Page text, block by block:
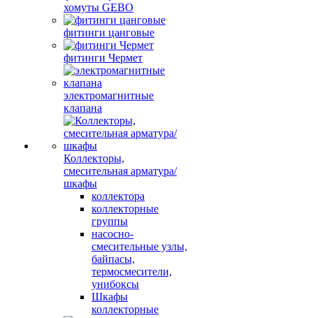
хомуты GEBO
фитинги цанговые
фитинги Чермет
электромагнитные
клапана
Коллекторы,
смесительная арматура/
шкафы
коллектора
коллекторные
группы
насосно-
смесительные узлы,
байпасы,
термосмесители,
унибоксы
Шкафы
коллекторные